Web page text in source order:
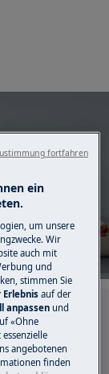
Artikeln
ein
um unsere
Wir
auch mit
und
stimmen Sie
Erlebnisauf der
anpassen und
«Ohne
angebotenen
finden
fortfahren